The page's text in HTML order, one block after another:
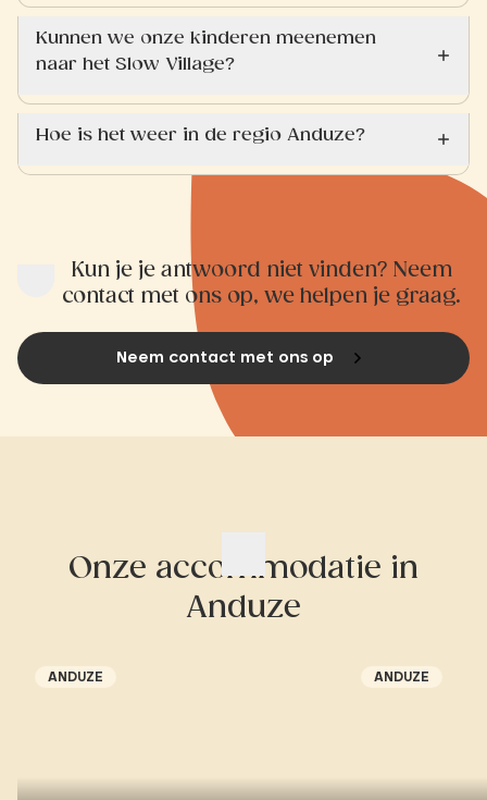
Kunnen we onze kinderen meenemen
naar het Slow Village?
Hoe is het weer in de regio Anduze?
Kun je je antwoord niet vinden? Neem
contact met ons op, we helpen je graag.
Neem contact met ons op
Onze accommodatie in
Anduze
ANDUZE ANDUZE